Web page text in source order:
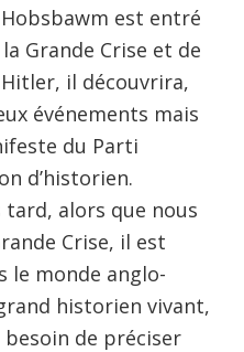
Hobsbawm est entré
Grande Crise et de
il découvrira,
événements mais
du Parti
d’historien.
alors que nous
Crise, il est
le monde anglo-
historien vivant,
de préciser